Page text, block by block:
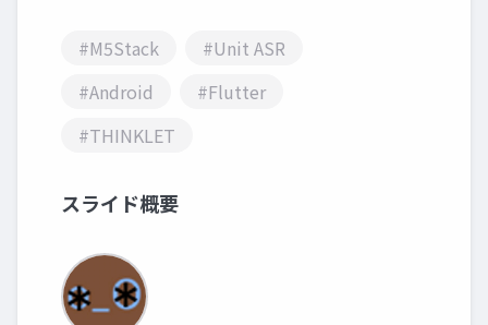
#M5Stack
#Unit ASR
#Android
#Flutter
#THINKLET
スライド概要